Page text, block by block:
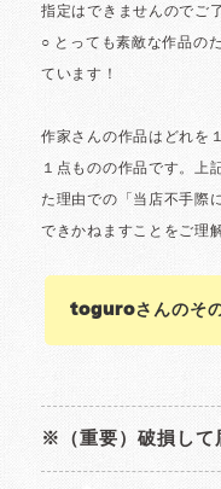
toguroさんのそ
※（重要）破損して